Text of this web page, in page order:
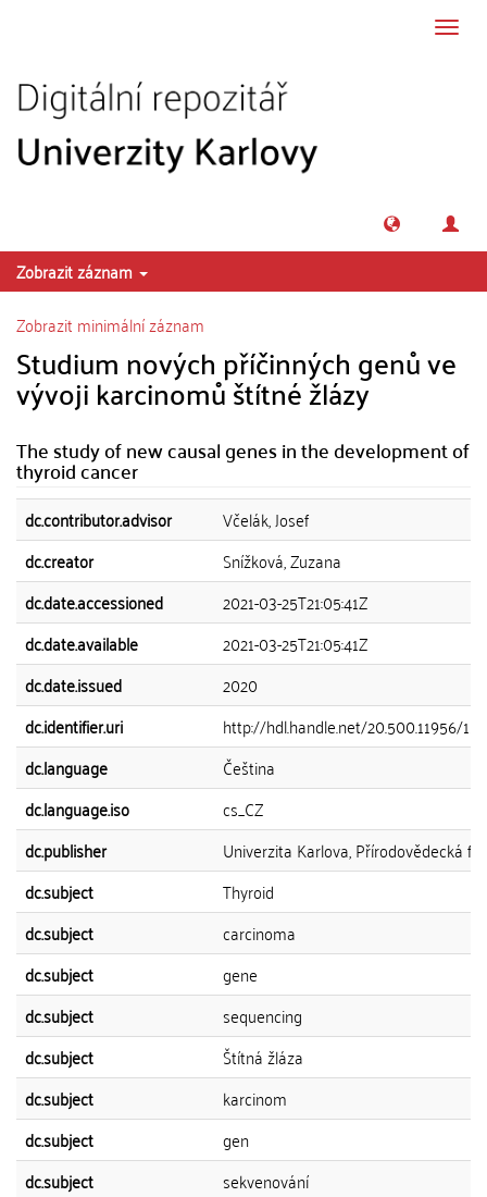
Zobrazit záznam
Zobrazit minimální záznam
Studium nových příčinných genů ve
vývoji karcinomů štítné žlázy
The study of new causal genes in the development of
thyroid cancer
dc.contributor.advisor
Včelák, Josef
dc.creator
Snížková, Zuzana
dc.date.accessioned
2021-03-25T21:05:41Z
dc.date.available
2021-03-25T21:05:41Z
dc.date.issued
2020
dc.identifier.uri
http://hdl.handle.net/20.500.11956/
dc.language
Čeština
dc.language.iso
cs_CZ
dc.publisher
Univerzita Karlova, Přírodovědecká
dc.subject
Thyroid
dc.subject
carcinoma
dc.subject
gene
dc.subject
sequencing
dc.subject
Štítná žláza
dc.subject
karcinom
dc.subject
gen
dc.subject
sekvenování